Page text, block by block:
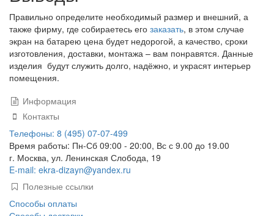
Правильно определите необходимый размер и внешний, а
также фирму, где собираетесь его заказать, в этом случае
экран на батарею цена будет недорогой, а качество, сроки
изготовления, доставки, монтажа – вам понравятся. Данные
изделия будут служить долго, надёжно, и украсят интерьер
помещения.
Информация
Контакты
Телефоны: 8 (495) 07-07-499
Время работы: Пн-Сб 09:00 - 20:00, Вс с 9.00 до 19.00
г. Москва, ул. Ленинская Слобода, 19
E-mail: ekra-dizayn@yandex.ru
Полезные ссылки
Способы оплаты